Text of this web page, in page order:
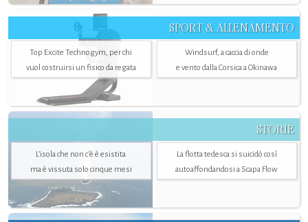
SPORT & ALLENAMENTO
Top Excite Technogym, per chi
vuol costruirsi un fisico da regata
Windsurf, a caccia di onde
e vento dalla Corsica a Okinawa
STORIE
L’isola che non c'è è esistita
ma è vissuta solo cinque mesi
La flotta tedesca si suicidò così
autoaffondandosi a Scapa Flow